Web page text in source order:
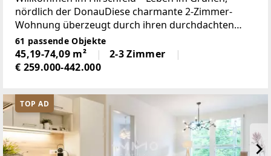
nördlich der DonauDiese charmante 2-Zimmer-
Wohnung überzeugt durch ihren durchdachten
Grundriss. Die offene Wohnküche bietet direkten
Zugang zum großzügigen Balkon mit ca. 11,63 m²
und unverbaubarem
61 passende Objekte
45,19-74,09 m²
2-3 Zimmer
€ 259.000-442.000
TOP AD